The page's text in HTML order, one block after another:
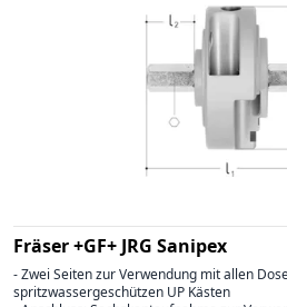
Fräser +GF+ JRG Sanipex
- Zwei Seiten zur Verwendung mit allen
spritzwassergeschützen UP Kästen